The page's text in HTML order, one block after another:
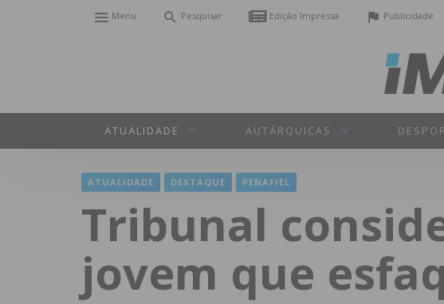
Menu Pesquisar Edição Impressa Publicidade
ATUALIDADE AUTÁRQUICAS
ATUALIDADE DESTAQUE PENAFIEL
Tribunal
jovem que